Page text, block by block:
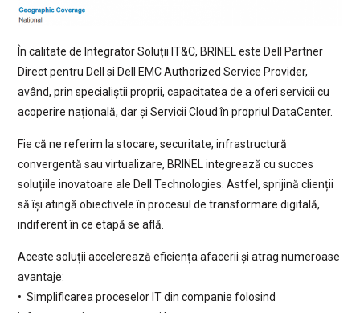
În calitate de Integrator Soluții IT&C, BRINEL este Dell Partner
Direct pentru Dell si Dell EMC Authorized Service Provider,
având, prin specialiștii proprii, capacitatea de a oferi servicii cu
acoperire națională, dar și Servicii Cloud în propriul DataCenter.
Fie că ne referim la stocare, securitate, infrastructură
convergentă sau virtualizare, BRINEL integrează cu succes
soluțiile inovatoare ale Dell Technologies. Astfel, sprijină clienții
să își atingă obiectivele în procesul de transformare digitală,
indiferent în ce etapă se află.
Aceste soluții accelerează eficiența afacerii și atrag numeroase
avantaje:
• Simplificarea proceselor IT din companie folosind